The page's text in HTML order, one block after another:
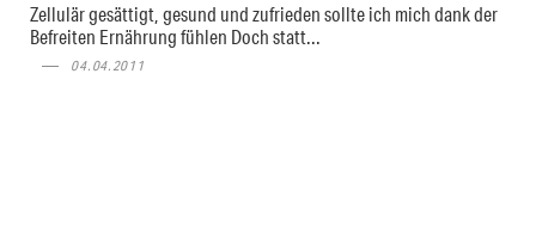
Zellulär gesättigt, gesund und zufrieden sollte ich mich dank der
Befreiten Ernährung fühlen Doch statt...
04.04.2011